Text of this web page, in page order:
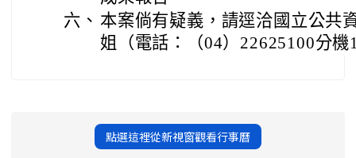
六、 本案倘有疑義，請逕洽國立公共
姐（電話：（04）22625100分機
點選這裡從新視窗觀看行事曆